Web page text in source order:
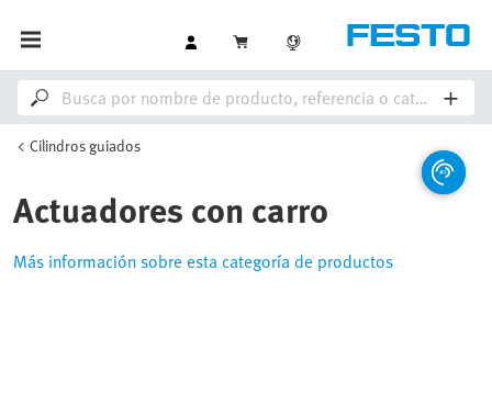
Cilindros guiados
Actuadores con carro
Más información sobre esta categoría de productos